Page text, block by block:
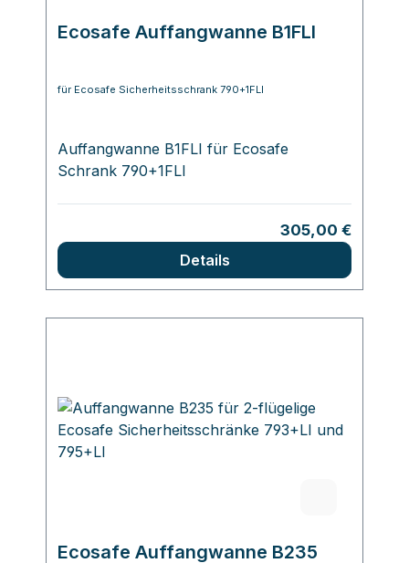
Ecosafe Auffangwanne B1FLI
für Ecosafe Sicherheitsschrank 790+1FLI
Auffangwanne B1FLI für Ecosafe
Schrank 790+1FLI
Regulärer Preis:
305,00 €
Details
Ecosafe Auffangwanne B235